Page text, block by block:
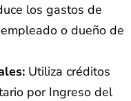
los gastos de
o dueño de
Utiliza créditos
por Ingreso del